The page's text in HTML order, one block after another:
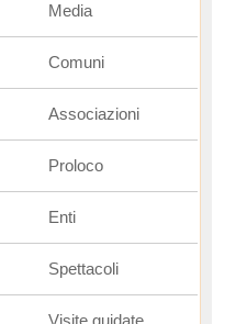
Media
Comuni
Associazioni
Proloco
Enti
Spettacoli
Visite guidate